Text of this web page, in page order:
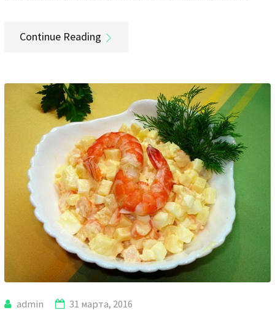
Continue Reading
admin 31 марта, 2016